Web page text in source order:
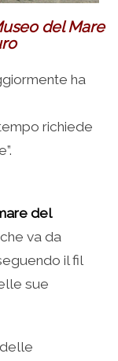
del Mare
ha
richiede
del
va da
il fil
sue